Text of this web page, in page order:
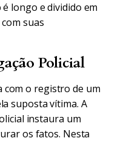
longo e dividido em
suas
Policial
com o registro de um
suposta vítima. A
instaura um
os fatos. Nesta